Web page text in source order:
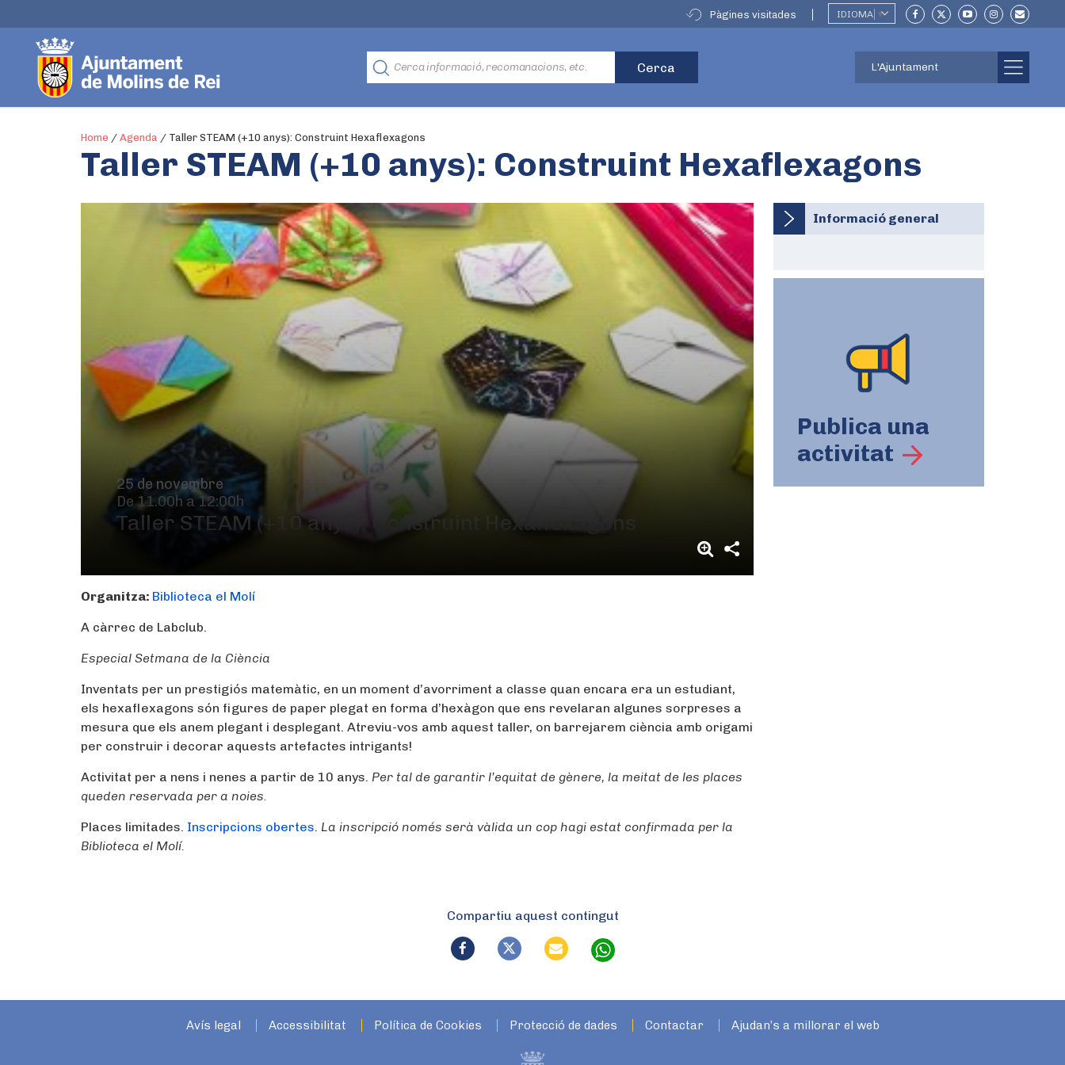
Pàgines visitades IDIOMA ▼
L'Ajuntament
Home / Agenda / Taller STEAM (+10 anys): Construint Hexaflexagons
Taller STEAM (+10 anys): Construint Hexaflexagons
25 de novembre
De 11.00h a 12:00h
Taller STEAM (+10 anys): Construint Hexaflexagons
Organitza: Biblioteca el Molí
A càrrec de Labclub.
Especial Setmana de la Ciència
Inventats per un prestigiós matemàtic, en un moment d’avorriment a classe quan encara era un estudiant,
els hexaflexagons són figures de paper plegat en forma d’hexàgon que ens revelaran algunes sorpreses a
mesura que els anem plegant i desplegant. Atreviu-vos amb aquest taller, on barrejarem ciència amb origami
per construir i decorar aquests artefactes intrigants!
Activitat per a nens i nenes a partir de 10 anys. Per tal de garantir l’equitat de gènere, la meitat de les places
queden reservada per a noies.
Places limitades. Inscripcions obertes. La inscripció només serà vàlida un cop hagi estat confirmada per la
Biblioteca el Molí.
Informació general
Publica una
activitat
Compartiu aquest contingut
Avís legal Accessibilitat Política de Cookies Protecció de dades Contactar Ajudan’s a millorar el web